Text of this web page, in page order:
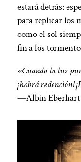
estará detrás:
para replicar los
como el sol
fin a los
«Cuando la luz
¡habrá redención!
—Albin Eberhart